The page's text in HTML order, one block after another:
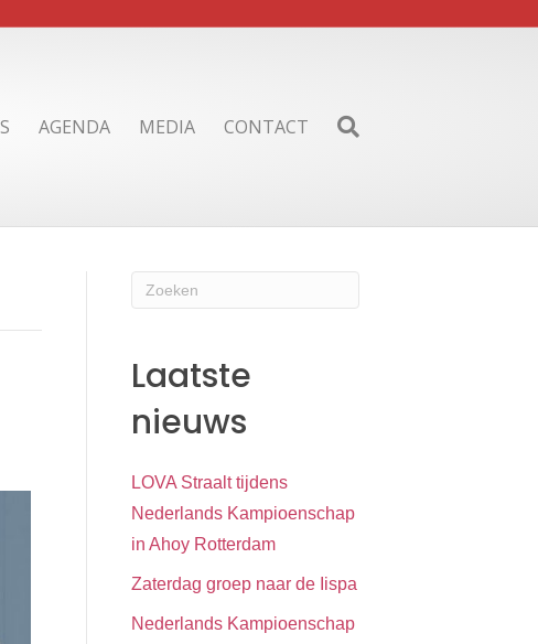
AGENDA MEDIA CONTACT
Laatste
nieuws
LOVA Straalt tijdens
Nederlands Kampioenschap
in Ahoy Rotterdam
Zaterdag groep naar de Iispa
Nederlands Kampioenschap